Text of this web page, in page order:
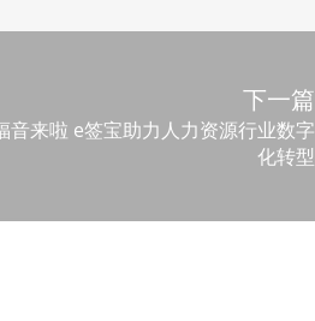
下一篇
音来啦 e签宝助力人力资源行业数字
化转型